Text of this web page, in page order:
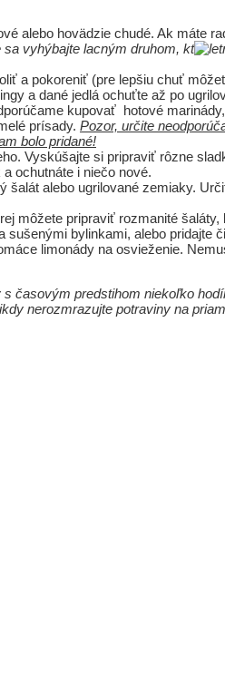
alebo hovädzie chudé. Ak máte
sa vyhýbajte lacným druhom, kt
a pokoreniť (pre lepšiu chuť
a dané jedlá ochuťte až po
kupovať hotové
prísady. Pozor, určite
bolo pridané!
Vyskúšajte si pripraviť rôzne
ochutnáte i niečo nové.
alebo ugrilované zemiaky.
môžete pripraviť rozmanité
bylinkami, alebo pridajte
limonády na osvieženie.
časovým predstihom niekoľko
nerozmrazujte potraviny na